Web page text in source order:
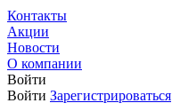
Контакты
Акции
Новости
О компании
Войти
Войти Зарегистрироваться